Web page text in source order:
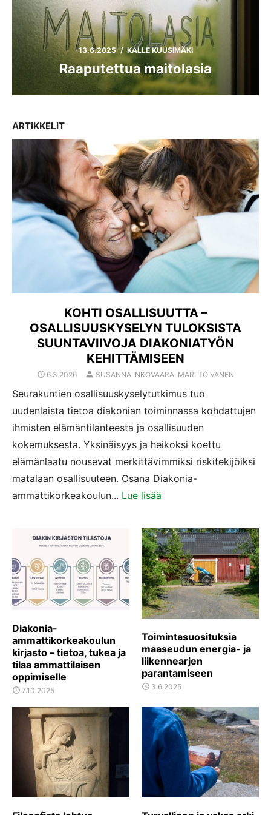
POSTED
ON
13.6.2025 AUTHOR
KALLE KUUSIMÄKI
Raaputettua maitolasia
ARTIKKELIT
KOHTI OSALLISUUTTA –
OSALLISUUSKYSELYN TULOKSISTA
SUUNTAVIIVOJA DIAKONIATYÖN
KEHITTÄMISEEN
POSTED
6.3.2026 AUTHOR
SUSANNA INKOVAARA, MARI TOIVANEN
Seurakuntien osallisuuskyselytutkimus tuo
uudenlaista tietoa diakonian toiminnassa kohdattujen
ihmisten elämäntilanteesta ja osallisuuden
kokemuksesta. Yksinäisyys ja heikoksi koettu
elämänlaatu nousevat merkittävimmiksi riskitekijöiksi
matalaan osallisuuteen. Osana Diakonia-
ammattikorkeakoulun... Lue lisää
Diakonia-
ammattikorkeakoulun
kirjasto – tietoa, tukea ja
tilaa ammattilaisen
oppimiselle
POSTED
7.10.2025
Toimintasuosituksia
maaseudun energia- ja
liikennearjen
parantamiseen
POSTED
3.6.2025